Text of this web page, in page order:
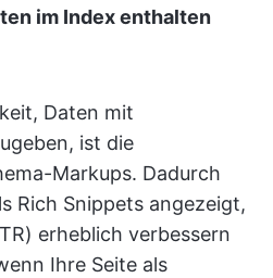
im Index enthalten
Daten mit
ist die
Markups. Dadurch
Rich Snippets angezeigt,
erheblich verbessern
Ihre Seite als